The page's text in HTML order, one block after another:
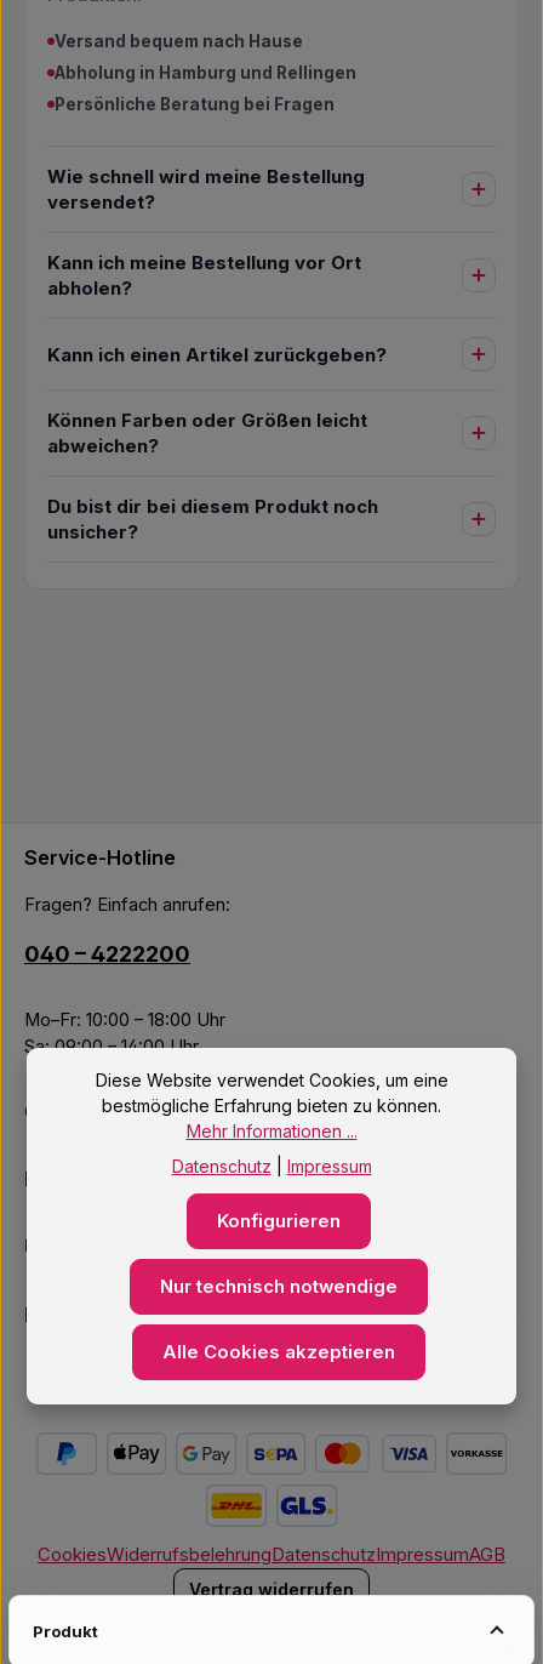
Versand bequem nach Hause
Abholung in Hamburg und Rellingen
Persönliche Beratung bei Fragen
Wie schnell wird meine Bestellung
versendet?
Kann ich meine Bestellung vor Ort
abholen?
Kann ich einen Artikel zurückgeben?
Können Farben oder Größen leicht
abweichen?
Du bist dir bei diesem Produkt noch
unsicher?
Service-Hotline
Fragen? Einfach anrufen:
040 – 4222200
Mo–Fr: 10:00 – 18:00 Uhr
Sa: 09:00 – 14:00 Uhr
Oder über unserKontaktformular .
Informationen
Unsere Services
Newsletter
© 2026 Happy Balloon - Ballons & Partydeko aus Hamburg
CookiesWiderrufsbelehrungDatenschutzImpressumAGB
Vertrag widerrufen
Diese Website verwendet Cookies, um eine
bestmögliche Erfahrung bieten zu können.
Mehr Informationen ...
Datenschutz
Impressum
Nur technisch notwendige
Konfigurieren
Alle Cookies akzeptieren
Produkt